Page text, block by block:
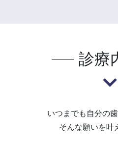
診療
いつまでも自分の
そんな願いを叶